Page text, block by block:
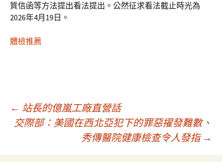
質信函等方法提出看法提出。公然征求看法截止時光為
2026年4月19日。
體檢推薦
文
← 站長的億嵐工廠直營話
交際部：美國在西北亞犯下的罪惡擢發難數、
秀傳醫院健康檢查令人發指 →